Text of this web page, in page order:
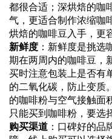
都很合适；深烘焙的咖
气，更适合制作浓缩咖
烘焙的咖啡豆入手，更
新鲜度 ：新鲜度是挑选
期在两周内的咖啡豆，
买时注意包装上是否有
的二氧化碳，防止变质
的咖啡粉与空气接触面
只能买到咖啡粉，要选
购买渠道 ：口碑好的